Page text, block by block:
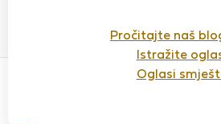
Pročitajte naš
Istražite
Oglasi
Povjerenje & Sigurnost